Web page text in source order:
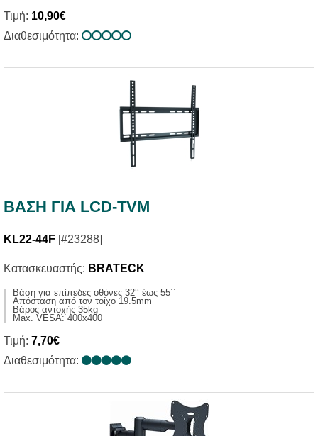
Τιμή: 10,90€
Διαθεσιμότητα:
ΒΑΣΗ ΓΙΑ LCD-TVM
KL22-44F [#23288]
Κατασκευαστής: BRATECK
Βάση για επίπεδες οθόνες 32‘‘ έως 55΄΄
Απόσταση από τον τοίχο 19.5mm
Βάρος αντοχής 35kg
Max. VESA: 400x400
Τιμή: 7,70€
Διαθεσιμότητα: